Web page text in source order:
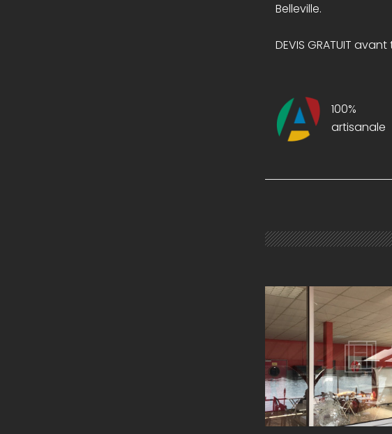
Belleville.
DEVIS GRATUIT
100%
artisanale
REMPLACEMENT DE
PROCHE DE